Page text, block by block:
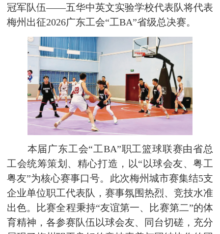
冠军队伍——五华中英文实验学校代表队将代表
梅州出征2026广东工会“工BA”省级总决赛。
本届广东工会“工BA”职工篮球联赛由省总
工会统筹策划、精心打造，以“以球会友、粤工
粤友”为核心赛事口号。此次梅州城市赛集结5支
企业单位职工代表队，赛事氛围热烈、竞技水准
出色。比赛全程秉持“友谊第一、比赛第二”的体
育精神，各参赛队伍以球会友、同台切磋，充分